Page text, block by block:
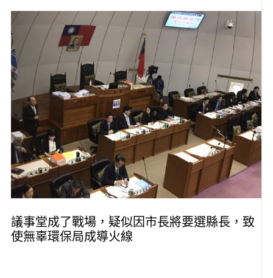
議事堂成了戰場，疑似因市長將要選縣長，致
使無辜環保局成導火線